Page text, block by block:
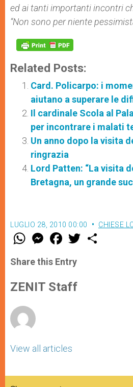
ed ai tanti importanti incontri
“Non sono per niente
Related Posts:
Card. Policarpo: i
aiutano a superare le
Il cardinale Scola al
per incontrare i malati
Un anno dopo la visita
ringrazia
Lord Patten: “La visita
Bretagna, un grande
LUGLIO 28, 2010 00:00 CHIESE
W
t
s
p
p
M
e
s
e
g
e
F
a
e
b
o
k
w
Share this Entry
ZENIT Staff
View all articles